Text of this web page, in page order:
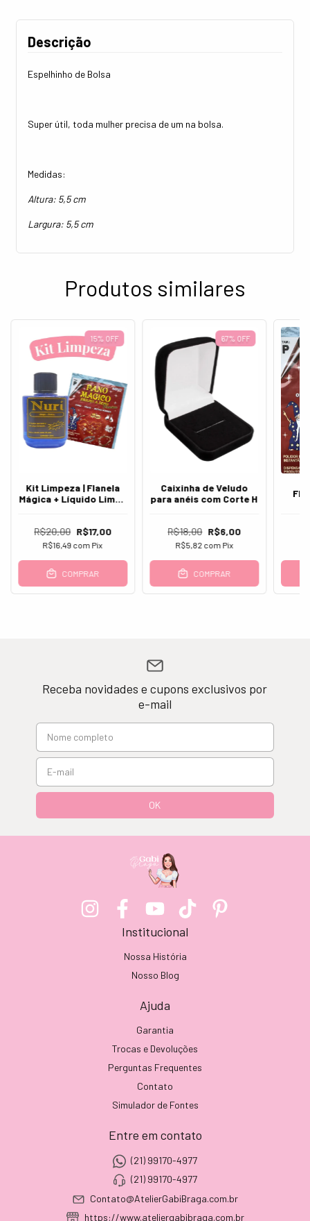
Descrição
Espelhinho de Bolsa
Super útil, toda mulher precisa de um na bolsa.
Medidas:
Altura: 5,5 cm
Largura: 5,5 cm
Produtos similares
15% OFF
Kit Limpeza | Flanela
Mágica + Líquido Limpa
R$20,00 R$17,00
R$16,49 com Pix
COMPRAR
67% OFF
Caixinha de Veludo
para anéis com Corte H
R$18,00 R$6,00
R$5,82 com Pix
COMPRAR
Receba novidades e cupons exclusivos por
e-mail
Institucional
Nossa História
Nosso Blog
Ajuda
Garantia
Trocas e Devoluções
Perguntas Frequentes
Contato
Simulador de Fontes
Entre em contato
(21) 99170-4977
(21) 99170-4977
Contato@AtelierGabiBraga.com.br
https://www.ateliergabibraga.com.br